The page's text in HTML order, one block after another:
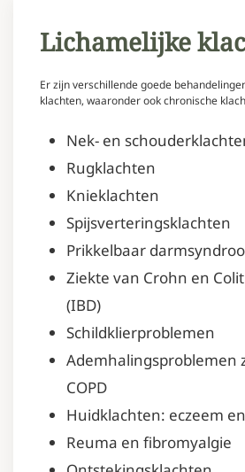
Lichamelijke
Er zijn verschillende goede
klachten, waaronder ook chronische
Nek- en
Rugklachten
Knieklachten
Spijsverteringsklachten
Prikkelbaar
Ziekte van Crohn en
(IBD)
Schildklierproblemen
Ademhalingsproblemen
COPD
Huidklachten: eczeem
Reuma en fibromyalgie